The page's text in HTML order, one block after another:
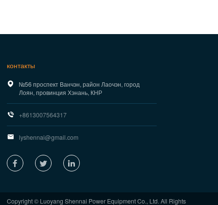
контакты

№56 проспект Ванчэн, район Лаочэн, город
Лоян, провинция Хэнань, КНР
 +8613007564317
 lyshennai@gmail.com
  
Copyright © Luoyang Shennai Power Equipment Co., Ltd. All Rights